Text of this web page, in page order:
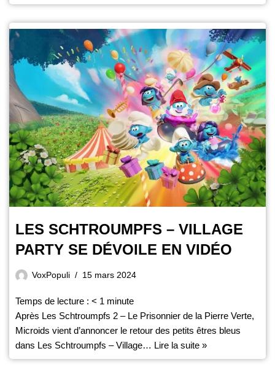
LES SCHTROUMPFS – VILLAGE
PARTY SE DÉVOILE EN VIDÉO
VoxPopuli 15 mars 2024
Temps de lecture : < 1 minute
Après Les Schtroumpfs 2 – Le Prisonnier de la Pierre Verte,
Microids vient d’annoncer le retour des petits êtres bleus
dans Les Schtroumpfs – Village… Lire la suite »